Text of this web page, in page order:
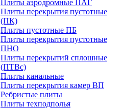
Плиты аэродромные ПАГ
Плиты перекрытия пустотные
(ПК)
Плиты пустотные ПБ
Плиты перекрытия пустотные
ПНО
Плиты перекрытий сплошные
(ПТВс)
Плиты канальные
Плиты перекрытия камер ВП
Ребристые плиты
Плиты техподполья